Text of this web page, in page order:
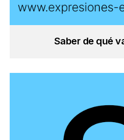
Saber de qué